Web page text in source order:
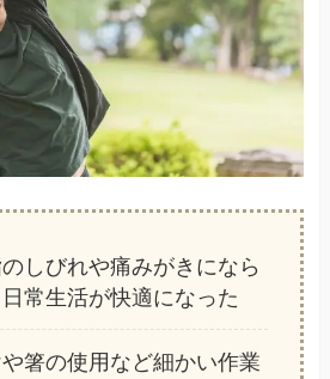
しびれや痛みがきになら
常生活が快適になった
箸の使用など細かい作業